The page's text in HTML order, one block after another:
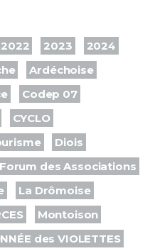
2022 2023
2024
Ardéchoise
Codep 07
CYCLO
Diois
Forum des Associations
La Drômoise
Montoison
des VIOLETTES